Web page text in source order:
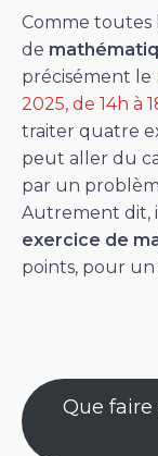
Comme toutes
de
précisément le
2025, de 14h à
traiter quatre
peut aller du
par un
Autrement dit,
exercice de
points, pour
Que